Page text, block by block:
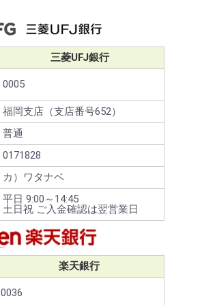
三菱UFJ銀行
0005
福岡支店（支店番号652）
普通
0171828
カ）ワタナベ
平日 9:00～14:45
土日祝 ご入金確認は翌営業日
楽天銀行
0036